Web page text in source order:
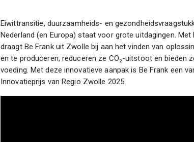
Eiwittransitie, duurzaamheids- en
Nederland (en Europa) staat voor grote uitdagingen.
draagt Be Frank uit Zwolle bij aan het vinden van
en te produceren, reduceren ze CO₂-uitstoot en bieden
voeding. Met deze innovatieve aanpak is Be Frank een
Innovatieprijs van Regio Zwolle 2025.